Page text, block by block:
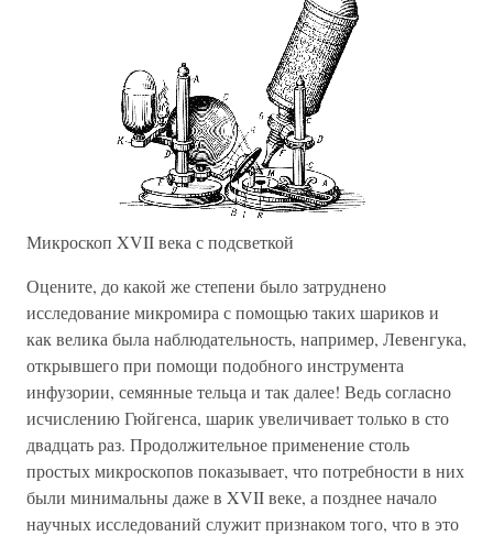
Микроскоп XVII века с подсветкой
Оцените, до какой же степени было затруднено
исследование микромира с помощью таких шариков и
как велика была наблюдательность, например, Левенгука,
открывшего при помощи подобного инструмента
инфузории, семянные тельца и так далее! Ведь согласно
исчислению Гюйгенса, шарик увеличивает только в сто
двадцать раз. Продолжительное применение столь
простых микроскопов показывает, что потребности в них
были минимальны даже в XVII веке, а позднее начало
научных исследований служит признаком того, что в это